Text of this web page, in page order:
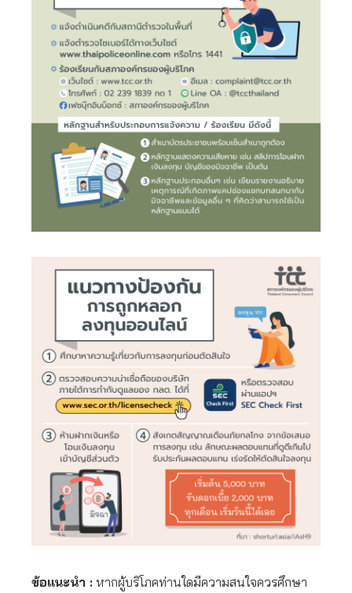
ข้อแนะนำ : หากผู้บริโภคท่านใดมีความสนใจควรศึกษา